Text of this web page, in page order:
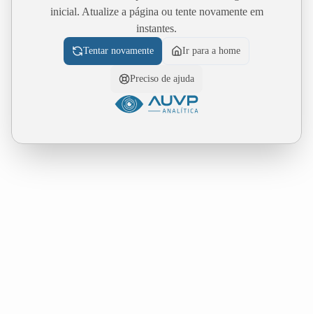
inicial. Atualize a página ou tente novamente em
instantes.
Tentar novamente Ir para a home
Preciso de ajuda